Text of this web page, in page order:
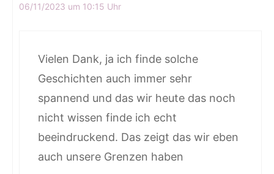
06/11/2023 um 10:15 Uhr
Vielen Dank, ja ich finde solche
Geschichten auch immer sehr
spannend und das wir heute das noch
nicht wissen finde ich echt
beeindruckend. Das zeigt das wir eben
auch unsere Grenzen haben